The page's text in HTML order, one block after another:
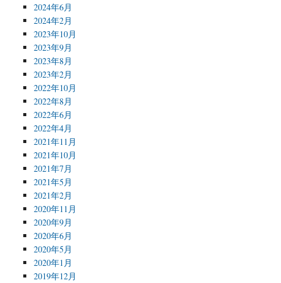
2024年6月
2024年2月
2023年10月
2023年9月
2023年8月
2023年2月
2022年10月
2022年8月
2022年6月
2022年4月
2021年11月
2021年10月
2021年7月
2021年5月
2021年2月
2020年11月
2020年9月
2020年6月
2020年5月
2020年1月
2019年12月